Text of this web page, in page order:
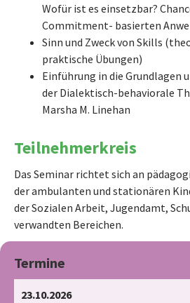
Wofür ist es einsetzbar?
Commitment- basierten
Sinn und Zweck von Skills
praktische Übungen)
Einführung in die Grundlagen
der Dialektisch-behaviorale
Marsha M. Linehan
Teilnehmerkreis
Das Seminar richtet sich an
der ambulanten und stationären
der Sozialen Arbeit, Jugendamt,
verwandten Bereichen.
Termine
23.10.2026